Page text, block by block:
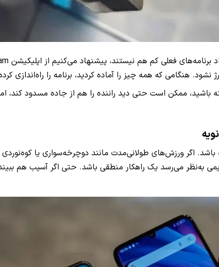
هنگامی که همه چیز را آماده کردید، برنامه را راه‌اندازی
ممکن است حتی دید راننده را هم از جاده مسدود کند،
به‌نظر می‌رسد یک راهکار منطقی باشد. حتی اگر آسیب هم